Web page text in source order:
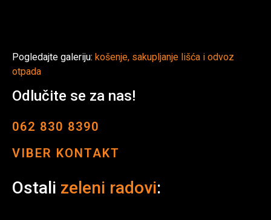
Pogledajte galeriju: košenje, sakupljanje lišća i odvoz
otpada
Odlučite se za nas!
062 830 8390
VIBER KONTAKT
Ostali zeleni radovi: